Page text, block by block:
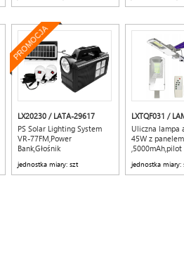
PROMOCJA
LX20230 / LATA-29617
PS Solar Lighting System
VR-77FM,Power
Bank,Głośnik
,USB,latarka 1-LED+panel
boczny 24-LED ,2xżarówka
jednostka miary: szt
LXTQF031 /
Uliczna lampa
45W z
,5000mAh,pilot
jednostka miary: